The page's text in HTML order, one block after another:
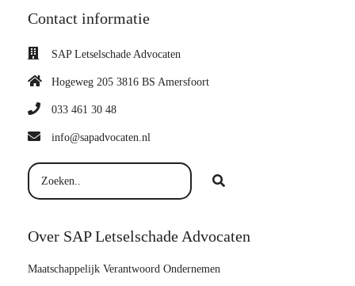
Contact informatie
SAP Letselschade Advocaten
Hogeweg 205 3816 BS Amersfoort
033 461 30 48
info@sapadvocaten.nl
Over SAP Letselschade Advocaten
Maatschappelijk Verantwoord Ondernemen